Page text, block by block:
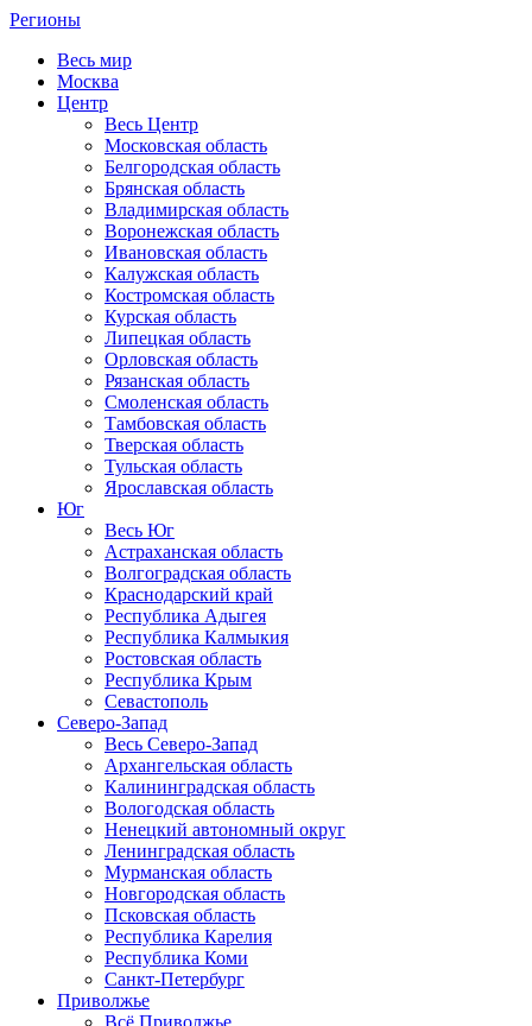
Регионы
Весь мир
Москва
Центр
Весь Центр
Московская область
Белгородская область
Брянская область
Владимирская область
Воронежская область
Ивановская область
Калужская область
Костромская область
Курская область
Липецкая область
Орловская область
Рязанская область
Смоленская область
Тамбовская область
Тверская область
Тульская область
Ярославская область
Юг
Весь Юг
Астраханская область
Волгоградская область
Краснодарский край
Республика Адыгея
Республика Калмыкия
Ростовская область
Республика Крым
Севастополь
Северо-Запад
Весь Северо-Запад
Архангельская область
Калининградская область
Вологодская область
Ненецкий автономный округ
Ленинградская область
Мурманская область
Новгородская область
Псковская область
Республика Карелия
Республика Коми
Санкт-Петербург
Приволжье
Всё Приволжье